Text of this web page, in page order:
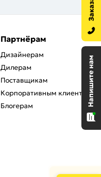
Партнёрам
Дизайнерам
Дилерам
Поставщикам
Корпоративным клиентам
Блогерам